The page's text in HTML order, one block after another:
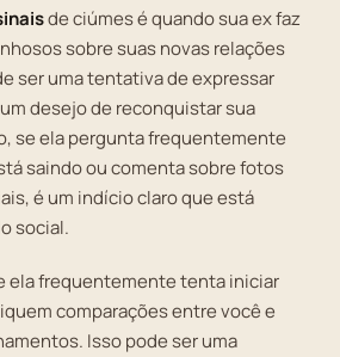
de ciúmes é quando sua ex faz
sobre suas novas relações
ser uma tentativa de expressar
desejo de reconquistar sua
se ela pergunta frequentemente
saindo ou comenta sobre fotos
é um indício claro que está
social.
ela frequentemente tenta iniciar
comparações entre você e
Isso pode ser uma